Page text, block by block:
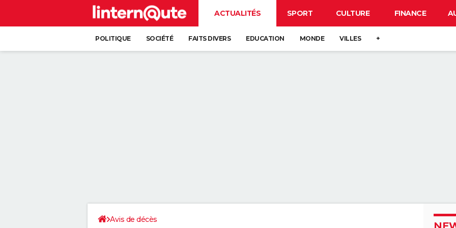
ACTUALITÉS SPORT CULTURE FINANCE
POLITIQUE SOCIÉTÉ FAITS DIVERS EDUCATION MONDE VILLES +
Avis de décès